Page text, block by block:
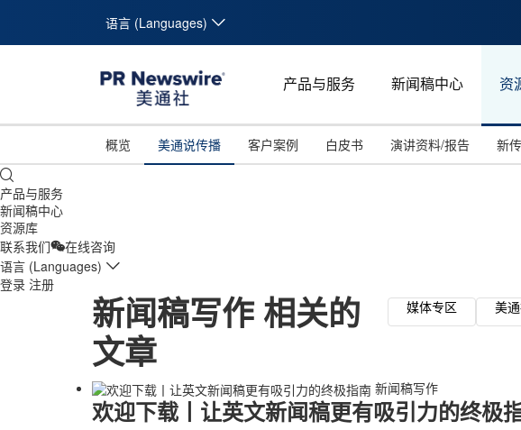
语言 (Languages)
产品与服务 新闻稿中心 资
概览 美通说传播 客户案例 白皮书 演讲资料/报告 新
产品与服务
新闻稿中心
资源库
联系我们
在线咨询
语言 (Languages)
登录 注册
美
媒体专区
新闻稿写作相关的
文章
新闻稿写作
欢迎下载丨让英文新闻稿更有吸引力的终极